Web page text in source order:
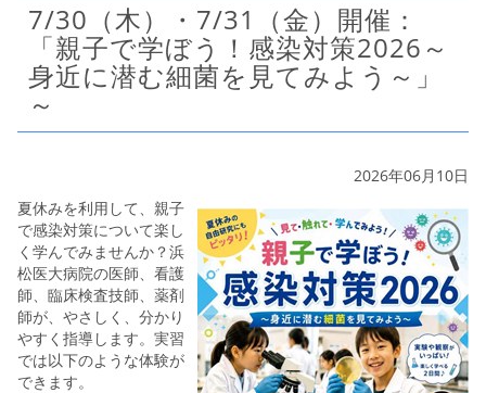
7/30（木）・7/31（金）開催：
「親子で学ぼう！感染対策2026～
身近に潜む細菌を見てみよう～」
～
2026年06月10日
夏休みを利用して、親子
で感染対策について楽し
く学んでみませんか？浜
松医大病院の医師、看護
師、臨床検査技師、薬剤
師が、やさしく、分かり
やすく指導します。実習
では以下のような体験が
できます。